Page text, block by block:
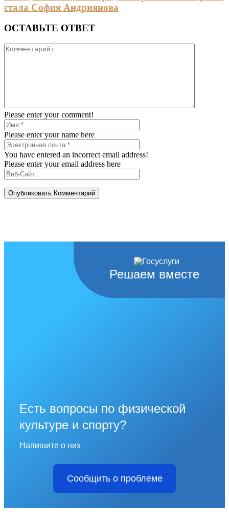
стала София Андриянова
ОСТАВЬТЕ ОТВЕТ
Please enter your comment!
Please enter your name here
You have entered an incorrect email address!
Please enter your email address here
Решаем вместе
Есть вопросы по физической
культуре и спорту?
Напишите о них
Сообщить о проблеме